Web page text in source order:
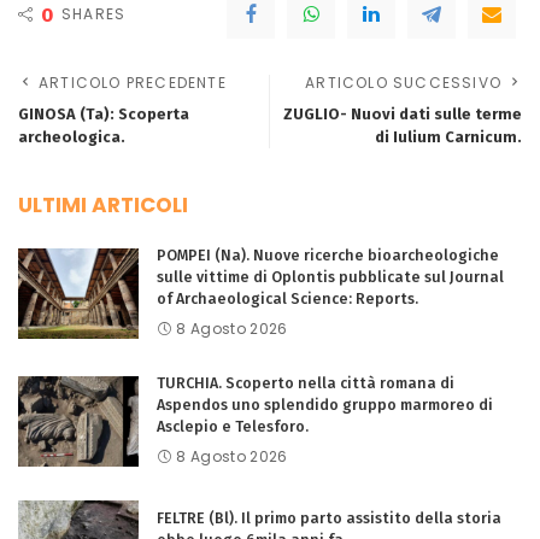
0 SHARES
ARTICOLO PRECEDENTE
GINOSA (Ta): Scoperta
archeologica.
ARTICOLO SUCCESSIVO
ZUGLIO- Nuovi dati sulle terme
di Iulium Carnicum.
ULTIMI ARTICOLI
POMPEI (Na). Nuove ricerche bioarcheologiche
sulle vittime di Oplontis pubblicate sul Journal
of Archaeological Science: Reports.
8 Agosto 2026
TURCHIA. Scoperto nella città romana di
Aspendos uno splendido gruppo marmoreo di
Asclepio e Telesforo.
8 Agosto 2026
FELTRE (Bl). Il primo parto assistito della storia